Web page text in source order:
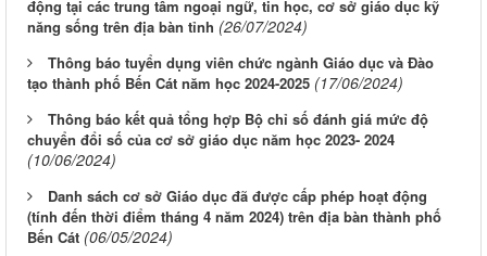
động tại các trung tâm ngoại ngữ, tin học, cơ sở giáo dục kỹ
năng sống trên địa bàn tỉnh (26/07/2024)
Thông báo tuyển dụng viên chức ngành Giáo dục và Đào
tạo thành phố Bến Cát năm học 2024-2025 (17/06/2024)
Thông báo kết quả tổng hợp Bộ chỉ số đánh giá mức độ
chuyển đổi số của cơ sở giáo dục năm học 2023- 2024
(10/06/2024)
Danh sách cơ sở Giáo dục đã được cấp phép hoạt động
(tính đến thời điểm tháng 4 năm 2024) trên địa bàn thành phố
Bến Cát (06/05/2024)